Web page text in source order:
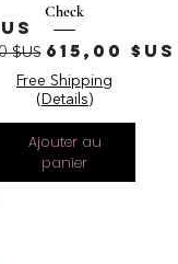
Check
original
$US Prix
615,00 $US
Free Shipping
(Details)
Ajouter au
panier